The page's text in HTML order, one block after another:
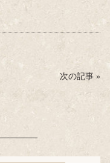
次の記事 »